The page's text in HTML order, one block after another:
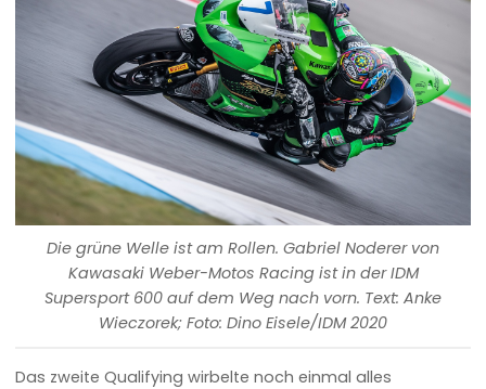
Die grüne Welle ist am Rollen. Gabriel Noderer von
Kawasaki Weber-Motos Racing ist in der IDM
Supersport 600 auf dem Weg nach vorn. Text: Anke
Wieczorek; Foto: Dino Eisele/IDM 2020
Das zweite Qualifying wirbelte noch einmal alles